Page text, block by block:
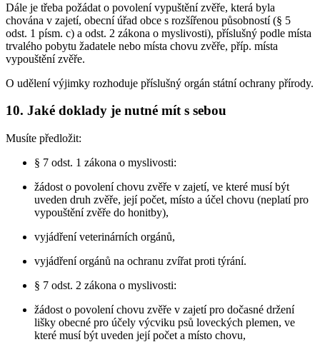
Dále je třeba požádat o povolení vypuštění zvěře, která byla
chována v zajetí, obecní úřad obce s rozšířenou působností (§ 5
odst. 1 písm. c) a odst. 2 zákona o myslivosti), příslušný podle místa
trvalého pobytu žadatele nebo místa chovu zvěře, příp. místa
vypouštění zvěře.
O udělení výjimky rozhoduje příslušný orgán státní ochrany přírody.
10. Jaké doklady je nutné mít s sebou
Musíte předložit:
§ 7 odst. 1 zákona o myslivosti:
žádost o povolení chovu zvěře v zajetí, ve které musí být
uveden druh zvěře, její počet, místo a účel chovu (neplatí pro
vypouštění zvěře do honitby),
vyjádření veterinárních orgánů,
vyjádření orgánů na ochranu zvířat proti týrání.
§ 7 odst. 2 zákona o myslivosti:
žádost o povolení chovu zvěře v zajetí pro dočasné držení
lišky obecné pro účely výcviku psů loveckých plemen, ve
které musí být uveden její počet a místo chovu,